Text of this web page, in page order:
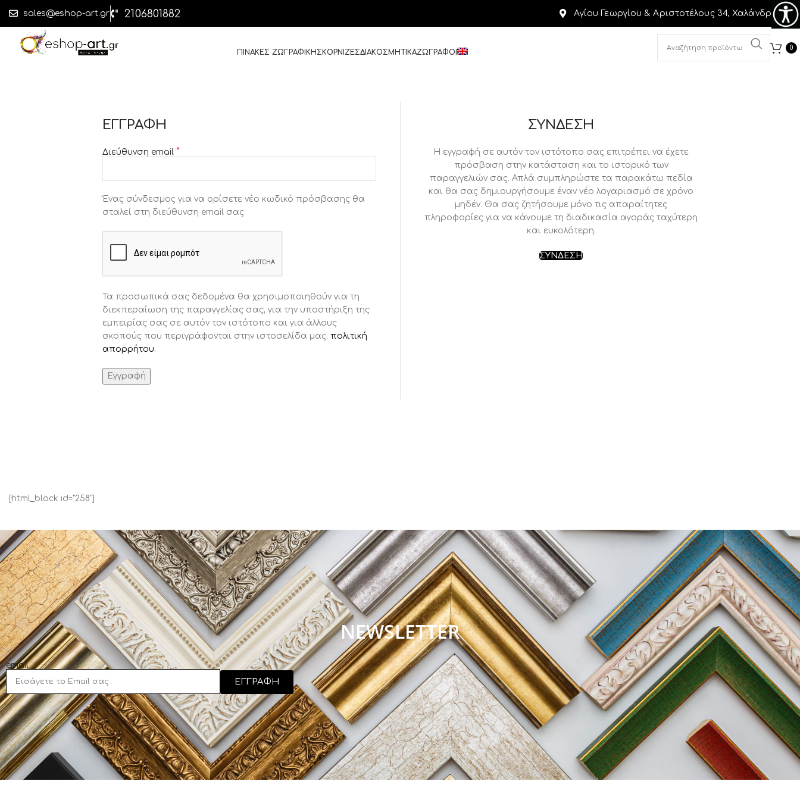
sales@eshop-art.gr 2106801882 Αγίου Γεωργίου & Αριστοτέλους 34, Χαλάνδρι
ΠΙΝΑΚΕΣ ΖΩΓΡΑΦΙΚΗΣΚΟΡΝΙΖΕΣΔΙΑΚΟΣΜΗΤΙΚΑΖΩΓΡΑΦΟΙ
0
ΕΓΓΡΑΦΗ
Διεύθυνση email *
Ένας σύνδεσμος για να ορίσετε νέο κωδικό πρόσβασης θα
σταλεί στη διεύθυνση email σας
Τα προσωπικά σας δεδομένα θα χρησιμοποιηθούν για τη
διεκπεραίωση της παραγγελίας σας, για την υποστήριξη της
εμπειρίας σας σε αυτόν τον ιστότοπο και για άλλους
σκοπούς που περιγράφονται στην ιστοσελίδα μας. πολιτική
απορρήτου.
Εγγραφή
ΣΥΝΔΕΣΗ
Η εγγραφή σε αυτόν τον ιστότοπο σας επιτρέπει να έχετε
πρόσβαση στην κατάσταση και το ιστορικό των
παραγγελιών σας. Απλά συμπληρώστε τα παρακάτω πεδία
και θα σας δημιουργήσουμε έναν νέο λογαριασμό σε χρόνο
μηδέν. Θα σας ζητήσουμε μόνο τις απαραίτητες
πληροφορίες για να κάνουμε τη διαδικασία αγοράς ταχύτερη
και ευκολότερη.
ΣΥΝΔΕΣΗ
[html_block id="258"]
NEWSLETTER
email
ΕΓΓΡΑΦΗ